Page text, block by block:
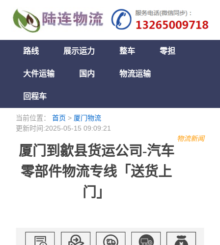
路线 展示运力 整车 零担
大件运输 国内 物流运输
回程车
当前位置：首页 > 厦门物流
更新时间:2025-05-15 09:09:21
物流新闻
厦门到歙县货运公司-汽车
零部件物流专线「送货上
门」